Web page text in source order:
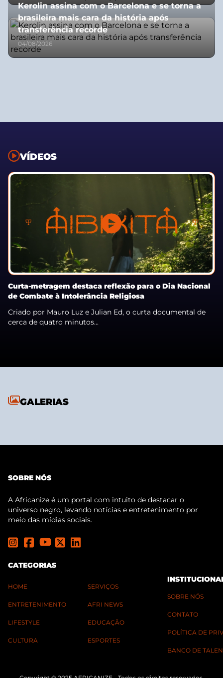
Kerolin assina com o Barcelona e se torna a
brasileira mais cara da história após
transferência recorde
04/08/2026
VÍDEOS
Curta-metragem destaca reflexão para o Dia Nacional
de Combate à Intolerância Religiosa
Criado por Mauro Luz e Julian Ed, o curta documental de
cerca de quatro minutos...
GALERIAS
SOBRE NÓS
A Africanize é um portal com intuito de destacar o
universo negro, levando notícias e entretenimento por
meio das mídias sociais.
CATEGORIAS
HOME
ENTRETENIMENTO
LIFESTYLE
CULTURA
SERVIÇOS
AFRI NEWS
EDUCAÇÃO
ESPORTES
SOBRE NÓS
CONTATO
POLÍTICA DE
BANCO DE